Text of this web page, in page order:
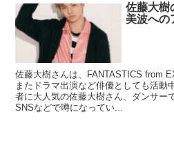
佐藤大樹
美波への
佐藤大樹さんは、FANTASTICS from
またドラマ出演など俳優としても活動
者に大人気の佐藤大樹さん、ダンサー
SNSなどで噂になってい...